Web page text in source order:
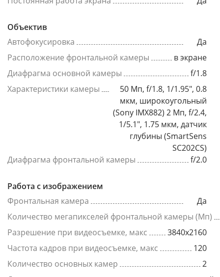
Объектив
Автофокусировка
Да
Расположение фронтальной камеры
в экране
Диафрагма основной камеры
f/1.8
Характеристики камеры
50 Мп, f/1.8, 1/1.95", 0.8
мкм, широкоугольный
(Sony IMX882) 2 Мп, f/2.4,
1/5.1", 1.75 мкм, датчик
глубины (SmartSens
SC202CS)
Диафрагма фронтальной камеры
f/2.0
Работа с изображением
Фронтальная камера
Да
Количество мегапикселей фронтальной камеры (Мп)
Разрешение при видеосъемке, макс
3840x2160
Частота кадров при видеосъемке, макс
120
Количество основных камер
2